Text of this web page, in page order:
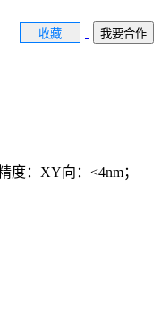
收藏 我要合作
度：XY向：<4nm；